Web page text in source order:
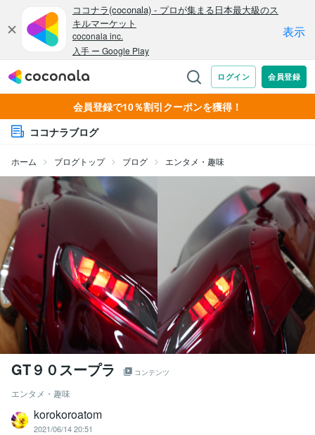
会員登録で10％割引クーポンを獲得！
ココナラブログ
ホーム ブログトップ ブログ エンタメ・趣味
GT９０スープラ コンテンツ
エンタメ・趣味
korokoroatom
2021/06/14 20:51